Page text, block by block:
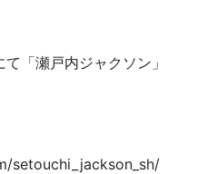
「瀬戸内ジャクソン」
setouchi_jackson_sh/